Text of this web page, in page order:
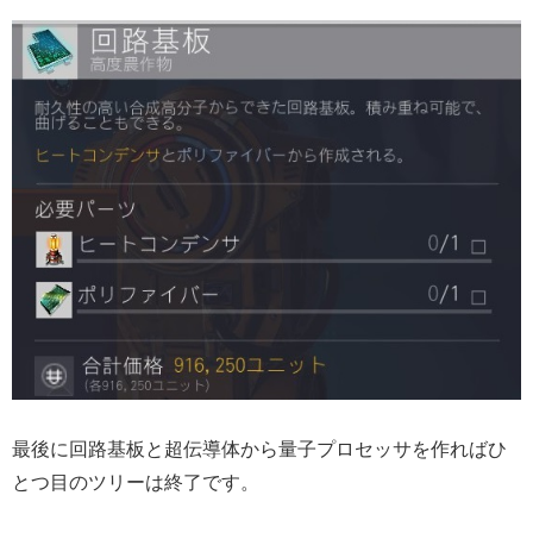
最後に回路基板と超伝導体から量子プロセッサを作ればひ
とつ目のツリーは終了です。